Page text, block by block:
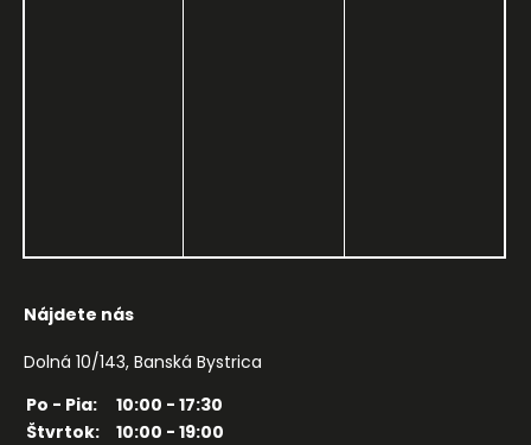
Nájdete nás
Dolná 10/143, Banská Bystrica
Po - Pia:
10:00 - 17:30
Štvrtok:
10:00 - 19:00